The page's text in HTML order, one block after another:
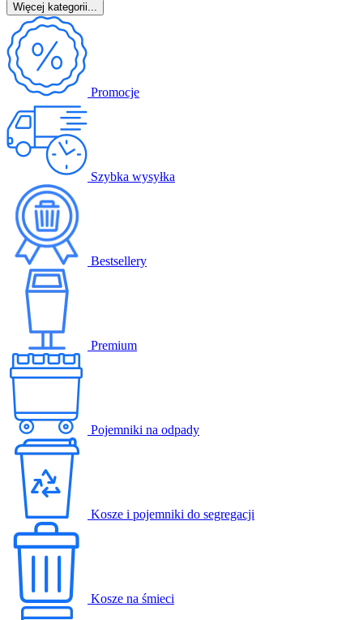
Więcej kategorii...
Promocje
Szybka wysyłka
Bestsellery
Premium
Pojemniki na odpady
Kosze i pojemniki do segregacji
Kosze na śmieci